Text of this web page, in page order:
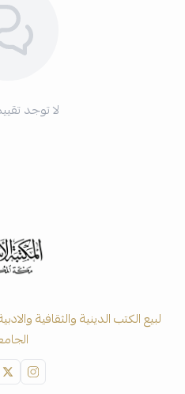
لا توجد
لبيع الكتب الدينية والثقافية